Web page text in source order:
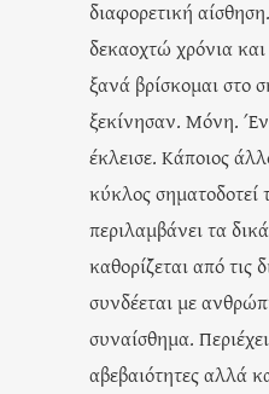
διαφορετική
δεκαοχτώ χρόνια
ξανά βρίσκομαι στο
ξεκίνησαν. Μόνη.
έκλεισε. Κάποιος
κύκλος σηματοδοτεί
περιλαμβάνει τα
καθορίζεται από τις
συνδέεται με
συναίσθημα.
αβεβαιότητες αλλά